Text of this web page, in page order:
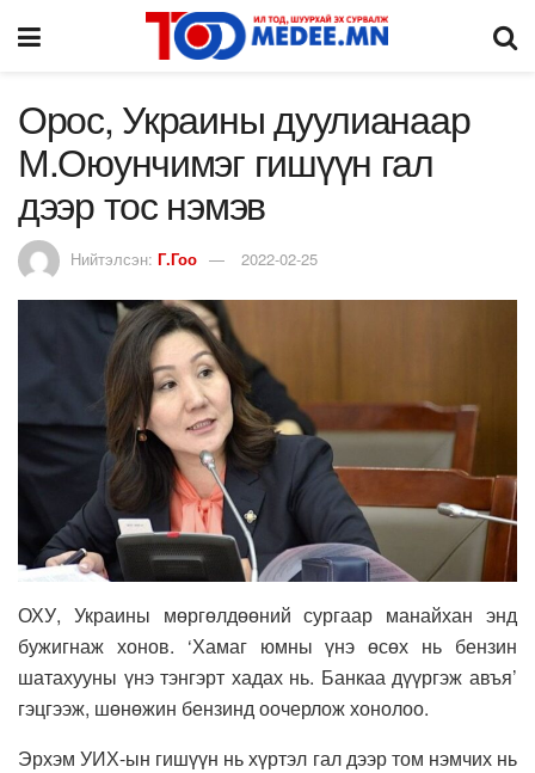
Орос, Украины дуулианаар
М.Оюунчимэг гишүүн гал
дээр тос нэмэв
Нийтэлсэн: Г.Гоо 2022-02-25
ОХУ, Украины мөргөлдөөний сургаар манайхан энд
бужигнаж хонов. ‘Хамаг юмны үнэ өсөх нь бензин
шатахууны үнэ тэнгэрт хадах нь. Банкаа дүүргэж авъя’
гэцгээж, шөнөжин бензинд оочерлож хонолоо.
Эрхэм УИХ-ын гишүүн нь хүртэл гал дээр том нэмчих нь